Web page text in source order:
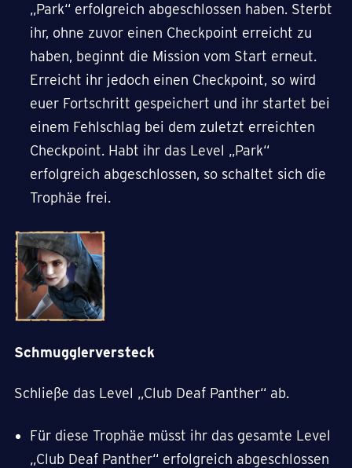
„Park“ erfolgreich abgeschlossen haben. Sterbt
ihr, ohne zuvor einen Checkpoint erreicht zu
haben, beginnt die Mission vom Start erneut.
Erreicht ihr jedoch einen Checkpoint, so wird
euer Fortschritt gespeichert und ihr startet bei
einem Fehlschlag bei dem zuletzt erreichten
Checkpoint. Habt ihr das Level „Park“
erfolgreich abgeschlossen, so schaltet sich die
Trophäe frei.
Schmugglerversteck
Schließe das Level „Club Deaf Panther“ ab.
Für diese Trophäe müsst ihr das gesamte Level
„Club Deaf Panther“ erfolgreich abgeschlossen